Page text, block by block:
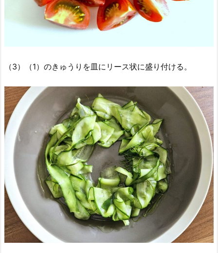
（3）（1）のきゅうりを皿にリース状に盛り付ける。